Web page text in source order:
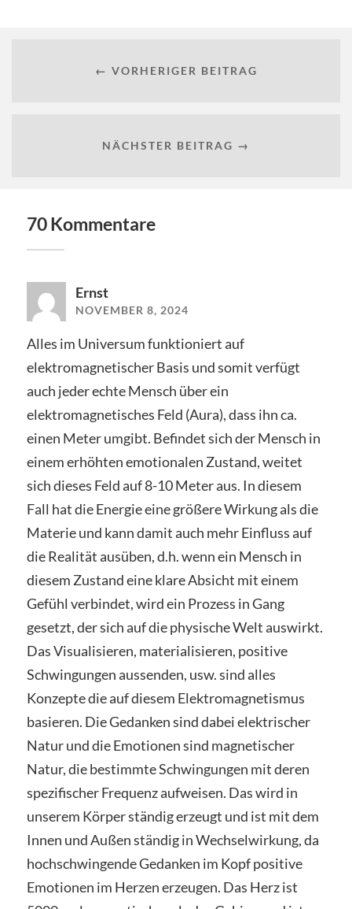
← VORHERIGER BEITRAG
NÄCHSTER BEITRAG →
70 Kommentare
Ernst
NOVEMBER 8, 2024
Alles im Universum funktioniert auf
elektromagnetischer Basis und somit verfügt
auch jeder echte Mensch über ein
elektromagnetisches Feld (Aura), dass ihn ca.
einen Meter umgibt. Befindet sich der Mensch in
einem erhöhten emotionalen Zustand, weitet
sich dieses Feld auf 8-10 Meter aus. In diesem
Fall hat die Energie eine größere Wirkung als die
Materie und kann damit auch mehr Einfluss auf
die Realität ausüben, d.h. wenn ein Mensch in
diesem Zustand eine klare Absicht mit einem
Gefühl verbindet, wird ein Prozess in Gang
gesetzt, der sich auf die physische Welt auswirkt.
Das Visualisieren, materialisieren, positive
Schwingungen aussenden, usw. sind alles
Konzepte die auf diesem Elektromagnetismus
basieren. Die Gedanken sind dabei elektrischer
Natur und die Emotionen sind magnetischer
Natur, die bestimmte Schwingungen mit deren
spezifischer Frequenz aufweisen. Das wird in
unserem Körper ständig erzeugt und ist mit dem
Innen und Außen ständig in Wechselwirkung, da
hochschwingende Gedanken im Kopf positive
Emotionen im Herzen erzeugen. Das Herz ist